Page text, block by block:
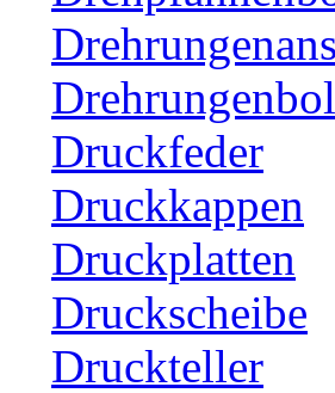
Druckfeder
Druckkappen
Druckplatten
Druckscheibe
Druckteller